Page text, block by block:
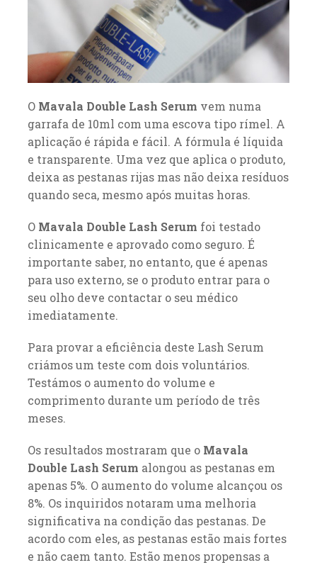
O Mavala Double Lash Serum vem numa
garrafa de 10ml com uma escova tipo rímel. A
aplicação é rápida e fácil. A fórmula é líquida
e transparente. Uma vez que aplica o produto,
deixa as pestanas rijas mas não deixa resíduos
quando seca, mesmo após muitas horas.
O Mavala Double Lash Serum foi testado
clinicamente e aprovado como seguro. É
importante saber, no entanto, que é apenas
para uso externo, se o produto entrar para o
seu olho deve contactar o seu médico
imediatamente.
Para provar a eficiência deste Lash Serum
criámos um teste com dois voluntários.
Testámos o aumento do volume e
comprimento durante um período de três
meses.
Os resultados mostraram que o Mavala
Double Lash Serum alongou as pestanas em
apenas 5%. O aumento do volume alcançou os
8%. Os inquiridos notaram uma melhoria
significativa na condição das pestanas. De
acordo com eles, as pestanas estão mais fortes
e não caem tanto. Estão menos propensas a